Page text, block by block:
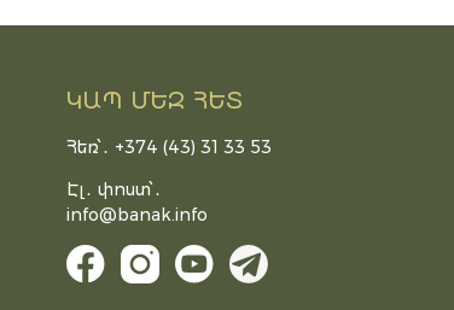
ԿԱՊ ՄԵԶ ՀԵՏ
Հեռ՝․ +374 (43) 31 33 53
Էլ․ փոստ՝․
info@banak.info